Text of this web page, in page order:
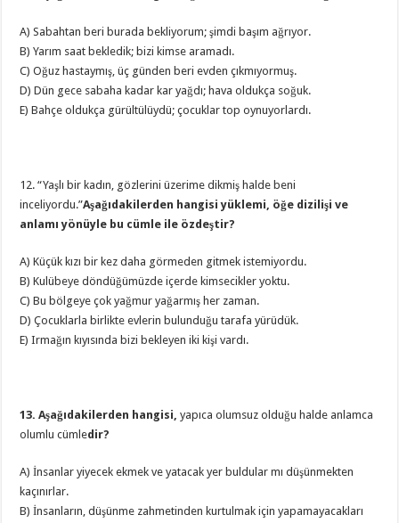
A) Sabahtan beri burada bekliyorum; şimdi başım ağrıyor.
B) Yarım saat bekledik; bizi kimse aramadı.
C) Oğuz hastaymış, üç günden beri evden çıkmıyormuş.
D) Dün gece sabaha kadar kar yağdı; hava oldukça soğuk.
E) Bahçe oldukça gürültülüydü; çocuklar top oynuyorlardı.
12. “Yaşlı bir kadın, gözlerini üzerime dikmiş halde beni
inceliyordu.”Aşağıdakilerden hangisi yüklemi, öğe dizilişi ve
anlamı yönüyle bu cümle ile özdeştir?
A) Küçük kızı bir kez daha görmeden gitmek istemiyordu.
B) Kulübeye döndüğümüzde içerde kimsecikler yoktu.
C) Bu bölgeye çok yağmur yağarmış her zaman.
D) Çocuklarla birlikte evlerin bulunduğu tarafa yürüdük.
E) Irmağın kıyısında bizi bekleyen iki kişi vardı.
13. Aşağıdakilerden hangisi,yapıca olumsuz olduğu halde anlamca
olumlu cümledir?
A) İnsanlar yiyecek ekmek ve yatacak yer buldular mı düşünmekten
kaçınırlar.
B) İnsanların, düşünme zahmetinden kurtulmak için yapamayacakları